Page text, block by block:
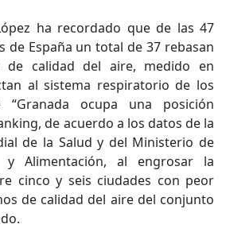
ha recordado que de las 47
de España un total de 37 rebasan
de calidad del aire, medido en
al sistema respiratorio de los
ocupa una posición
de acuerdo a los datos de la
de la Salud y del Ministerio de
y Alimentación, al engrosar la
cinco y seis ciudades con peor
de calidad del aire del conjunto